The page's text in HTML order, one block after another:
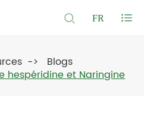
FR
Blogs
hespéridine et Naringine